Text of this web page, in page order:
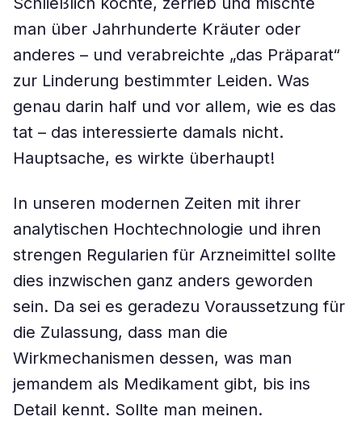
man über Jahrhunderte Kräuter oder
anderes – und verabreichte „das Präparat“
zur Linderung bestimmter Leiden. Was
genau darin half und vor allem, wie es das
tat – das interessierte damals nicht.
Hauptsache, es wirkte überhaupt!
In unseren modernen Zeiten mit ihrer
analytischen Hochtechnologie und ihren
strengen Regularien für Arzneimittel sollte
dies inzwischen ganz anders geworden
sein. Da sei es geradezu Voraussetzung für
die Zulassung, dass man die
Wirkmechanismen dessen, was man
jemandem als Medikament gibt, bis ins
Detail kennt. Sollte man meinen.